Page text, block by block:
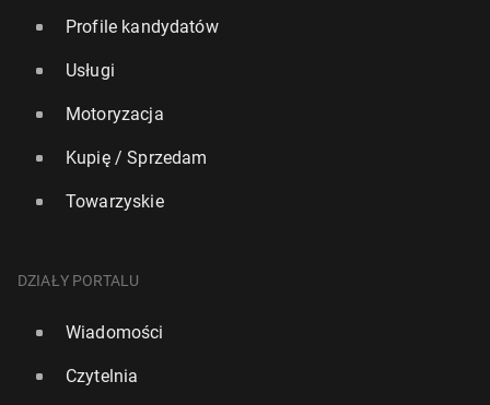
Profile kandydatów
Usługi
Motoryzacja
Kupię / Sprzedam
Towarzyskie
DZIAŁY PORTALU
Wiadomości
Czytelnia